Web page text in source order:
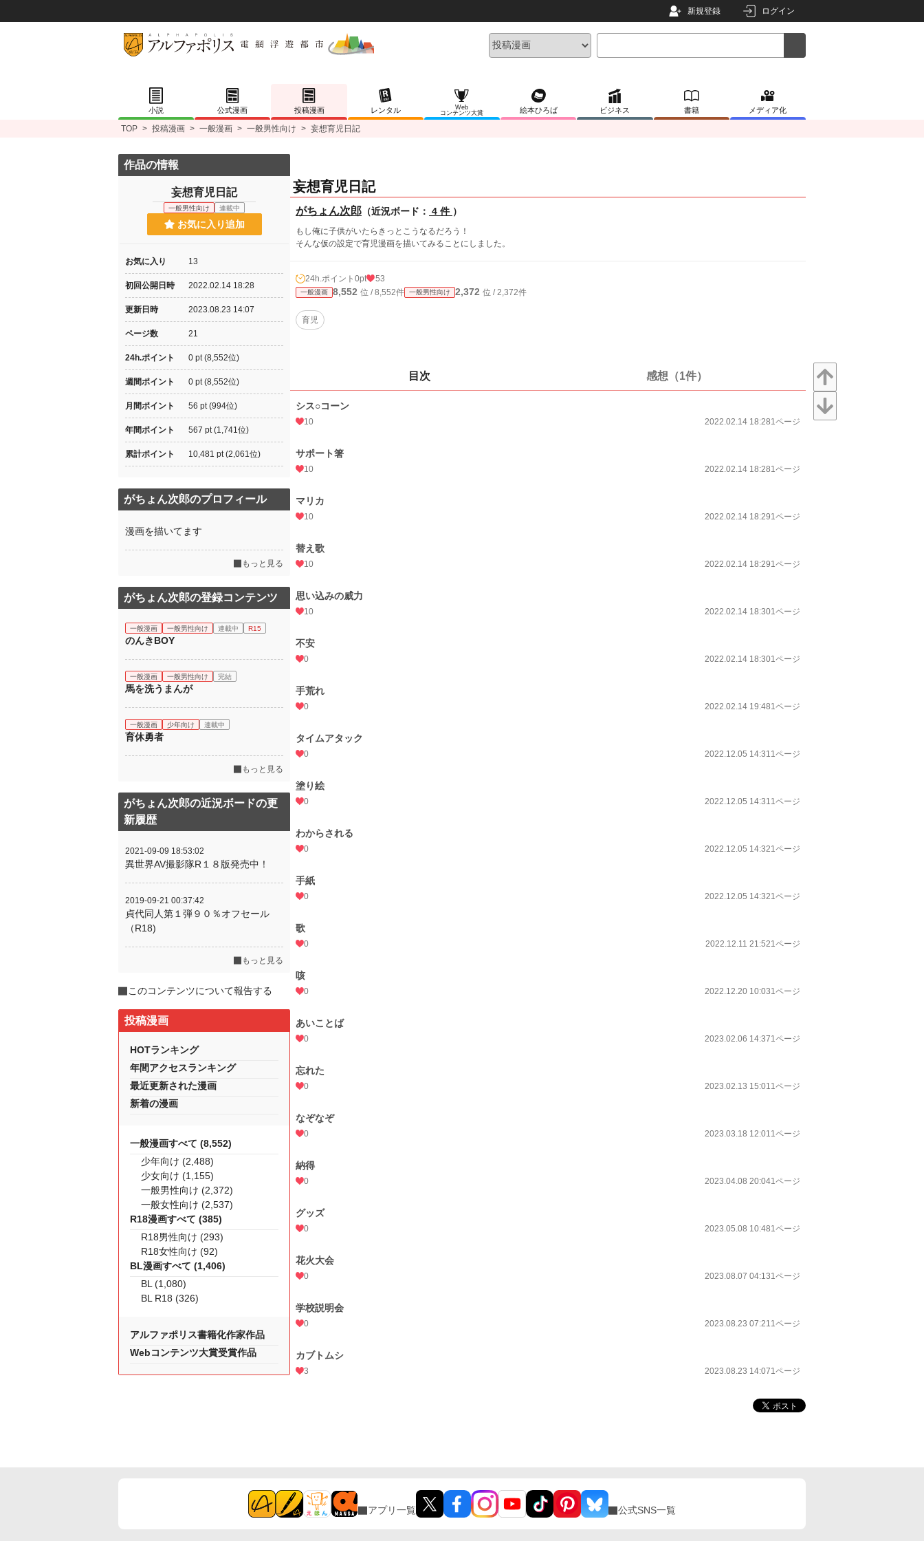
新規登録 ログイン
小説 公式漫画 投稿漫画 レンタル
Web
コンテンツ大賞
絵本ひろば ビジネス 書籍 メディア化
TOP > 投稿漫画 > 一般漫画 > 一般男性向け > 妄想育児日記
妄想育児日記
がちょん次郎 （近況ボード： 4 件 ）
もし俺に子供がいたらきっとこうなるだろう！
そんな仮の設定で育児漫画を描いてみることにしました。
24h.ポイント 0pt 53
一般漫画 8,552 位 / 8,552件 一般男性向け 2,372 位 / 2,372件
育児
目次 感想（1件）
シス○コーン
10 2022.02.14 18:281ページ
サポート箸
10 2022.02.14 18:281ページ
マリカ
10 2022.02.14 18:291ページ
替え歌
10 2022.02.14 18:291ページ
思い込みの威力
10 2022.02.14 18:301ページ
不安
0 2022.02.14 18:301ページ
手荒れ
0 2022.02.14 19:481ページ
タイムアタック
0 2022.12.05 14:311ページ
塗り絵
0 2022.12.05 14:311ページ
わからされる
0 2022.12.05 14:321ページ
手紙
0 2022.12.05 14:321ページ
歌
0 2022.12.11 21:521ページ
咳
0 2022.12.20 10:031ページ
あいことば
0 2023.02.06 14:371ページ
忘れた
0 2023.02.13 15:011ページ
なぞなぞ
0 2023.03.18 12:011ページ
納得
0 2023.04.08 20:041ページ
グッズ
0 2023.05.08 10:481ページ
花火大会
0 2023.08.07 04:131ページ
学校説明会
0 2023.08.23 07:211ページ
カブトムシ
3 2023.08.23 14:071ページ
作品の情報
妄想育児日記
一般男性向け 連載中
お気に入り追加
お気に入り 13
初回公開日時 2022.02.14 18:28
更新日時 2023.08.23 14:07
ページ数 21
24h.ポイント 0 pt (8,552位)
週間ポイント 0 pt (8,552位)
月間ポイント 56 pt (994位)
年間ポイント 567 pt (1,741位)
累計ポイント 10,481 pt (2,061位)
がちょん次郎のプロフィール
漫画を描いてます
もっと見る
がちょん次郎の登録コンテンツ
一般漫画 一般男性向け 連載中 R15
のんきBOY
一般漫画 一般男性向け 完結
馬を洗うまんが
一般漫画 少年向け 連載中
育休勇者
もっと見る
がちょん次郎の近況ボードの更
新履歴
2021-09-09 18:53:02
異世界AV撮影隊R１８版発売中！
2019-09-21 00:37:42
貞代同人第１弾９０％オフセール
（R18)
もっと見る
このコンテンツについて報告する
投稿漫画
HOTランキング
年間アクセスランキング
最近更新された漫画
新着の漫画
一般漫画すべて (8,552)
少年向け (2,488)
少女向け (1,155)
一般男性向け (2,372)
一般女性向け (2,537)
R18漫画すべて (385)
R18男性向け (293)
R18女性向け (92)
BL漫画すべて (1,406)
BL (1,080)
BL R18 (326)
アルファポリス書籍化作家作品
Webコンテンツ大賞受賞作品
アプリ一覧 公式SNS一覧